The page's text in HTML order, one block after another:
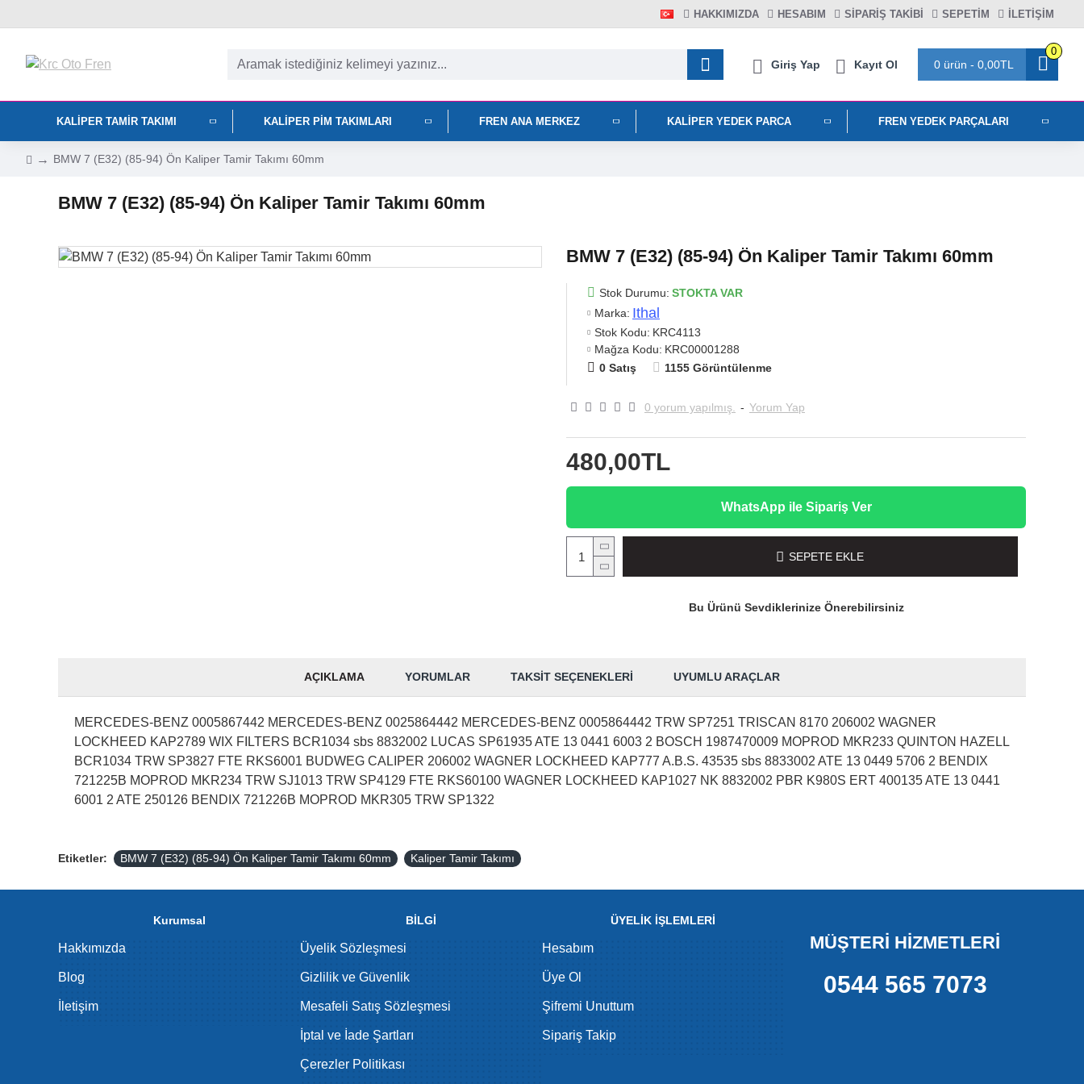
HAKKIMIZDA HESABIM SIPARIŞ TAKIBI SEPETIM İLETİŞİM
Giriş Yap Kayıt Ol 0 ürün - 0,00TL
0
KALIPER TAMIR TAKIMI KALIPER PIM TAKIMLARI FREN ANA MERKEZ KALIPER YEDEK PARCA FREN YEDEK PARÇALARI
BMW 7 (E32) (85-94) Ön Kaliper Tamir Takımı 60mm
BMW 7 (E32) (85-94) Ön Kaliper Tamir Takımı 60mm
BMW 7 (E32) (85-94) Ön Kaliper Tamir Takımı 60mm
Stok Durumu: STOKTA VAR
Marka: Ithal
Stok Kodu: KRC4113
Mağza Kodu: KRC00001288
0 Satış
1155 Görüntülenme
0 yorum yapılmış. - Yorum Yap
480,00TL
WhatsApp ile Sipariş Ver
SEPETE EKLE
Bu Ürünü Sevdiklerinize Önerebilirsiniz
AÇIKLAMA YORUMLAR TAKSIT SEÇENEKLERI UYUMLU ARAÇLAR
MERCEDES-BENZ 0005867442 MERCEDES-BENZ 0025864442 MERCEDES-BENZ 0005864442 TRW SP7251 TRISCAN 8170 206002 WAGNER
LOCKHEED KAP2789 WIX FILTERS BCR1034 sbs 8832002 LUCAS SP61935 ATE 13 0441 6003 2 BOSCH 1987470009 MOPROD MKR233 QUINTON HAZELL
BCR1034 TRW SP3827 FTE RKS6001 BUDWEG CALIPER 206002 WAGNER LOCKHEED KAP777 A.B.S. 43535 sbs 8833002 ATE 13 0449 5706 2 BENDIX
721225B MOPROD MKR234 TRW SJ1013 TRW SP4129 FTE RKS60100 WAGNER LOCKHEED KAP1027 NK 8832002 PBR K980S ERT 400135 ATE 13 0441
6001 2 ATE 250126 BENDIX 721226B MOPROD MKR305 TRW SP1322
Etiketler: BMW 7 (E32) (85-94) Ön Kaliper Tamir Takımı 60mm Kaliper Tamir Takımı
Kurumsal
Hakkımızda
Blog
İletişim
BİLGİ
Üyelik Sözleşmesi
Gizlilik ve Güvenlik
Mesafeli Satış Sözleşmesi
İptal ve İade Şartları
Çerezler Politikası
ÜYELİK İŞLEMLERİ
Hesabım
Üye Ol
Şifremi Unuttum
Sipariş Takip
MÜŞTERİ HİZMETLERİ
0544 565 7073